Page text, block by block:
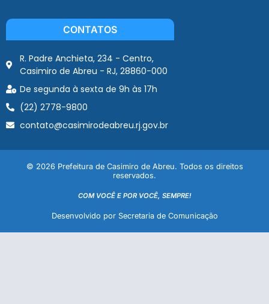
CONTATOS
R. Padre Anchieta, 234 - Centro,
Casimiro de Abreu - RJ, 28860-000
De segunda à sexta de 9h às 17h
(22) 2778-9800
contato@casimirodeabreu.rj.gov.br
© 2026 Prefeitura de Casimiro de Abreu. Todos os direitos
reservados.
COM VOCÊ E POR VOCÊ, SEMPRE!
Desenvolvido por Secretaria de Comunicação